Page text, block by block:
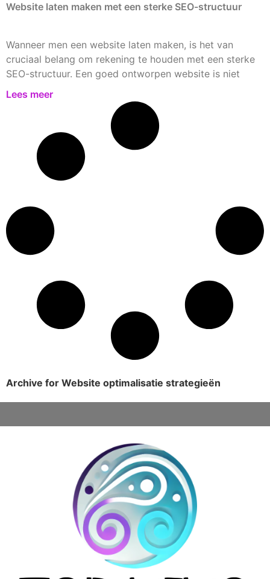
Website laten maken met een sterke SEO-structuur
Wanneer men een website laten maken, is het van
cruciaal belang om rekening te houden met een sterke
SEO-structuur. Een goed ontworpen website is niet
Lees meer
Archive for Website optimalisatie strategieën